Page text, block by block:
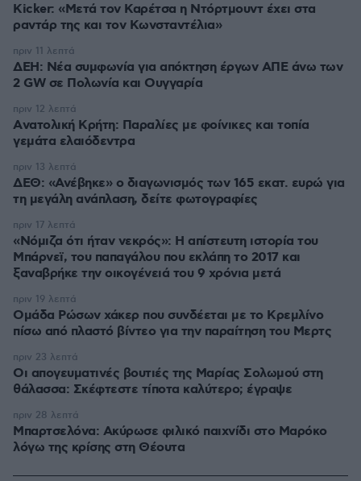
Kicker: «Μετά τον Καρέτσα η Ντόρτμουντ έχει στα
ραντάρ της και τον Κωνσταντέλια»
ΔΕΗ: Νέα συμφωνία για απόκτηση έργων ΑΠΕ άνω των
2 GW σε Πολωνία και Ουγγαρία
πριν 11 λεπτά
Aνατολική Κρήτη: Παραλίες με φοίνικες και τοπία
γεμάτα ελαιόδεντρα
πριν 12 λεπτά
ΔΕΘ: «Ανέβηκε» ο διαγωνισμός των 165 εκατ. ευρώ για
τη μεγάλη ανάπλαση, δείτε φωτογραφίες
πριν 13 λεπτά
«Νόμιζα ότι ήταν νεκρός»: Η απίστευτη ιστορία του
Μπάρνεϊ, του παπαγάλου που εκλάπη το 2017 και
ξαναβρήκε την οικογένειά του 9 χρόνια μετά
πριν 17 λεπτά
Ομάδα Ρώσων χάκερ που συνδέεται με το Κρεμλίνο
πίσω από πλαστό βίντεο για την παραίτηση του Μερτς
πριν 19 λεπτά
Οι απογευματινές βουτιές της Μαρίας Σολωμού στη
θάλασσα: Σκέφτεστε τίποτα καλύτερο; έγραψε
πριν 23 λεπτά
Μπαρτσελόνα: Ακύρωσε φιλικό παιχνίδι στο Μαρόκο
λόγω της κρίσης στη Θέουτα
πριν 28 λεπτά